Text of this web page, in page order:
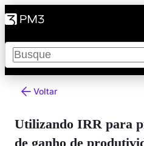
Pesquisar
Voltar
Utilizando IRR para
de ganho de